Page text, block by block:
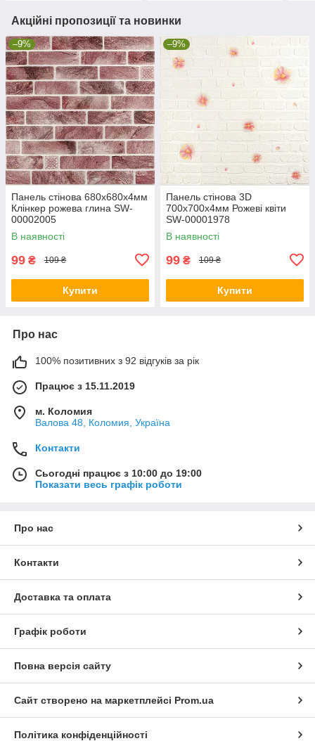
Акційні пропозиції та новинки
–9%
Панель стінова 680х680х4мм
Клінкер рожева глина SW-
00002005
В наявності
99 ₴ 109 ₴
Купити
–9%
Панель стінова 3D
700х700х4мм Рожеві квіти
SW-00001978
В наявності
99 ₴ 109 ₴
Купити
Про нас
100% позитивних з 92 відгуків за рік
Працює з 15.11.2019
м. Коломия
Валова 48, Коломия, Україна
Контакти
Сьогодні працює з 10:00 до 19:00
Показати весь графік роботи
Про нас
Контакти
Доставка та оплата
Графік роботи
Повна версія сайту
Сайт створено на маркетплейсі Prom.ua
Політика конфіденційності